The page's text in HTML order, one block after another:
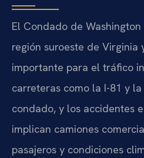
El Condado de
región suroeste de Virginia
importante para el tráfico
carreteras como la I-81 y
condado, y los accidentes
implican camiones
pasajeros y condiciones